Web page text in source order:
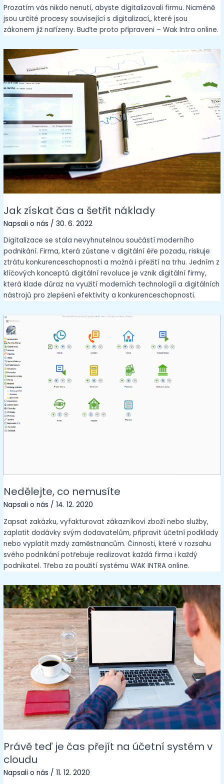
Prozatím vás nikdo nenutí, abyste digitalizovali firmu. Nicméně
jsou určité procesy související s digitalizací,, které jsou
zákonem již nařízeny. Buďte proto připraveni – Wak Intra online.
Jak získat čas a šetřit náklady
Napsali o nás /30. 6. 2022
Digitalizace se stala nevyhnutelnou součástí moderního
podnikání. Firma, která zůstane v digitální éře pozadu, riskuje
ztrátu konkurenceschopnosti a možná i přežití na trhu. Jedním z
klíčových konceptů digitální revoluce je vznik digitální firmy,
která klade důraz na využití moderních technologií a digitálních
nástrojů pro zlepšení efektivity a konkurenceschopnosti.
Nedělejte, co nemusíte
Napsali o nás /14. 12. 2020
Zapsat zakázku, vyfakturovat zákazníkovi zboží nebo služby,
zaplatit dodávky svým dodavatelům, připravit účetní podklady
nebo vyplatit mzdy zaměstnancům. Činnosti, které v rozsahu
svého podnikání potřebuje realizovat každá firma i každý
podnikatel. Třeba za použití systému WAK INTRA online.
Právě teď je čas přejít na účetní systém v
cloudu
Napsali o nás /11. 12. 2020